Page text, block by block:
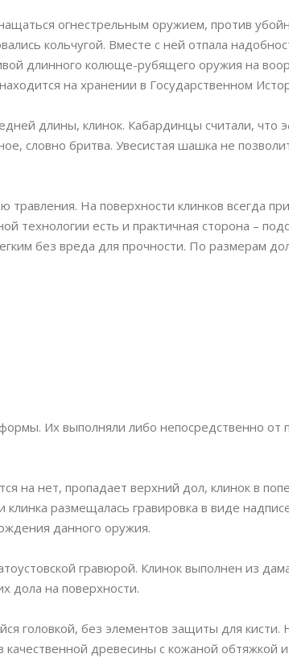
огнестрельным оружием, против
кольчугой. Вместе с ней отпала
длинного колюще-рубящего оружия на
на хранении в Государственном
длины, клинок. Кабардинцы считали, что
словно бритва. Увесистая шашка не
На поверхности клинков всегда
технологии есть и практичная сторона –
без вреда для прочности. По размерам
Их выполняли либо непосредственно от
на нет, пропадает верхний дол, клинок в
размещалась гравировка в виде
данного оружия.
гравюрой. Клинок выполнен из
дола на поверхности.
головкой, без элементов защиты для
древесины с кожаной обтяжкой